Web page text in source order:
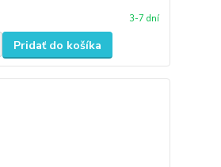
3-7 dní
Pridať do košíka